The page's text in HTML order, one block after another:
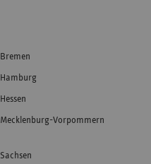
Bremen
Hamburg
Hessen
Mecklenburg-Vorpommern
Sachsen